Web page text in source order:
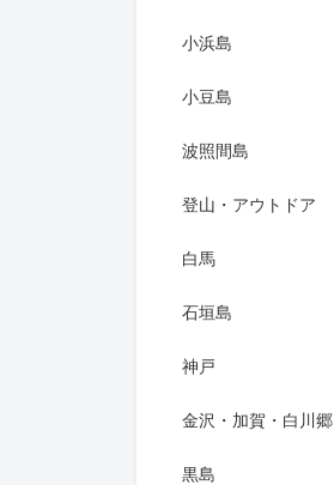
小浜島
小豆島
波照間島
登山・アウトドア
白馬
石垣島
神戸
金沢・加賀・白川郷
黒島